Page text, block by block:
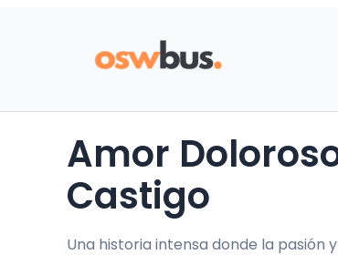
Amor Doloroso: Cuando Sentir se Vuelve un
Castigo
Una historia intensa donde la